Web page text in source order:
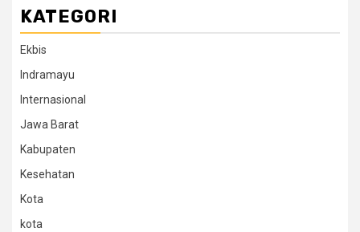
KATEGORI
Ekbis
Indramayu
Internasional
Jawa Barat
Kabupaten
Kesehatan
Kota
kota